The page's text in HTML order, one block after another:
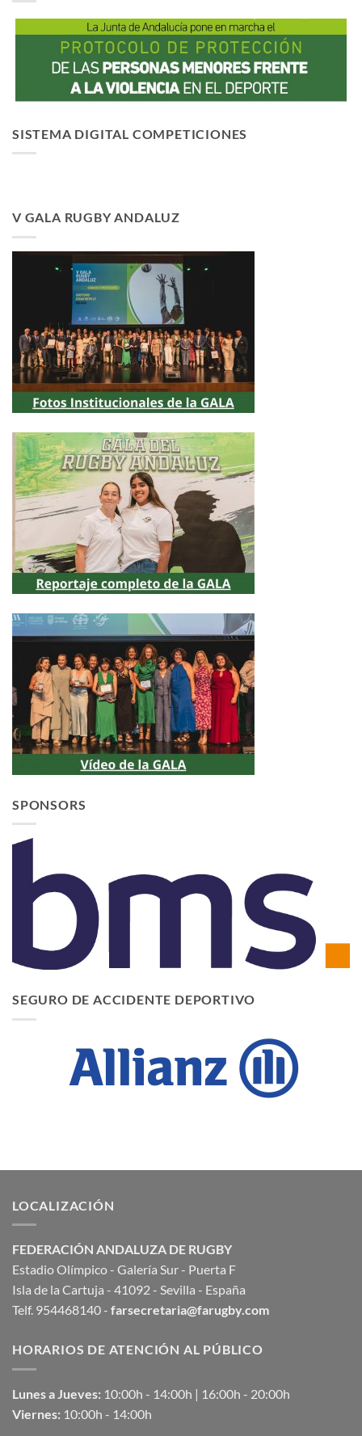
SISTEMA DIGITAL COMPETICIONES
V GALA RUGBY ANDALUZ
SPONSORS
SEGURO DE ACCIDENTE DEPORTIVO
LOCALIZACIÓN
FEDERACIÓN ANDALUZA DE RUGBY
Estadio Olímpico - Galería Sur - Puerta F
Isla de la Cartuja - 41092 - Sevilla - España
Telf. 954468140 - farsecretaria@farugby.com
HORARIOS DE ATENCIÓN AL PÚBLICO
Lunes a Jueves: 10:00h - 14:00h | 16:00h - 20:00h
Viernes: 10:00h - 14:00h